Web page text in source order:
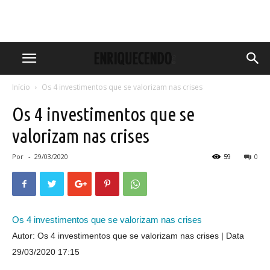
Início Os 4 investimentos que se valorizam nas crises
Os 4 investimentos que se
valorizam nas crises
Por - 29/03/2020 0
59
Os 4 investimentos que se valorizam nas crises
Autor: Os 4 investimentos que se valorizam nas crises
Data
29/03/2020 17:15